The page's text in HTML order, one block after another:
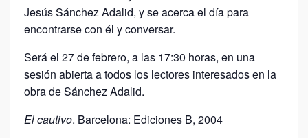
Jesús Sánchez Adalid, y se acerca el día para
encontrarse con él y conversar.
Será el 27 de febrero, a las 17:30 horas, en una
sesión abierta a todos los lectores interesados en la
obra de Sánchez Adalid.
El cautivo. Barcelona: Ediciones B, 2004